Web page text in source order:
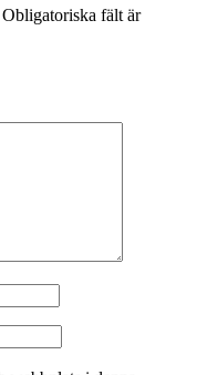
Obligatoriska fält är